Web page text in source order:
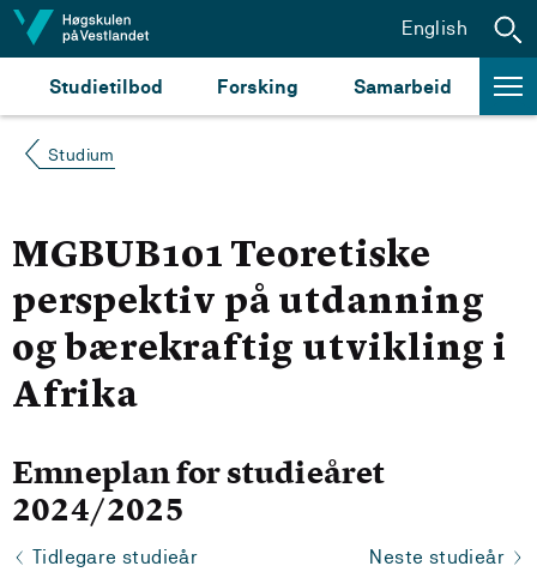
Hopp til innhald
Studietilbod Forsking Samarbeid
English
Studium
MGBUB101 Teoretiske
perspektiv på utdanning
og bærekraftig utvikling i
Afrika
Emneplan for studieåret
2024/2025
Tidlegare studieår Neste studieår